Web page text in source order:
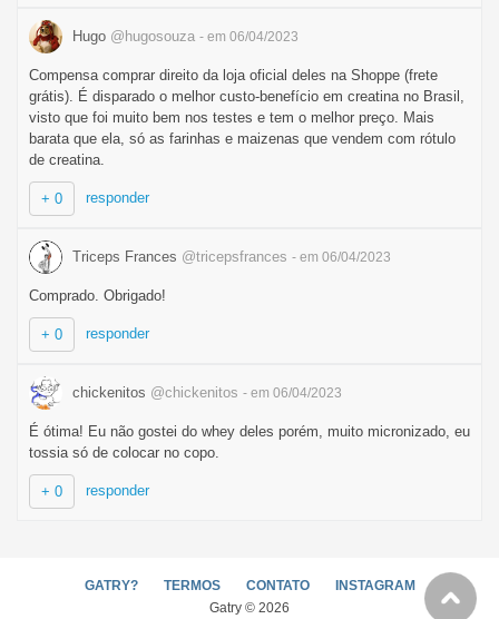
Hugo @hugosouza - em 06/04/2023
Compensa comprar direito da loja oficial deles na Shoppe (frete
grátis). É disparado o melhor custo-benefício em creatina no Brasil,
visto que foi muito bem nos testes e tem o melhor preço. Mais
barata que ela, só as farinhas e maizenas que vendem com rótulo
de creatina.
+ 0 responder
Triceps Frances @tricepsfrances - em 06/04/2023
Comprado. Obrigado!
+ 0 responder
chickenitos @chickenitos - em 06/04/2023
É ótima! Eu não gostei do whey deles porém, muito micronizado, eu
tossia só de colocar no copo.
+ 0 responder
GATRY? TERMOS CONTATO
INSTAGRAM
Gatry © 2026